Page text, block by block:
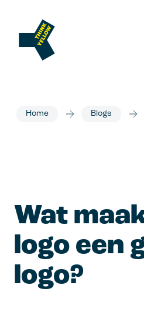
Home Blogs
Wat
logo een
logo?